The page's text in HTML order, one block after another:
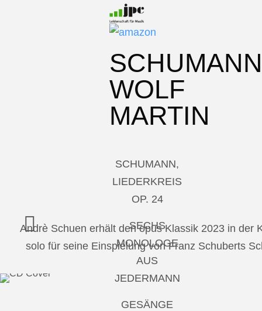
SCHUMANN
WOLF
MARTIN
SCHUMANN,
LIEDERKREIS
OP. 24
SECHS
MONOLOGE
AUS
JEDERMANN
GESÄNGE
Andrè Schuen erhält den opus Klassik 2023 in der
solo für seine Einspielung von Franz Schuberts